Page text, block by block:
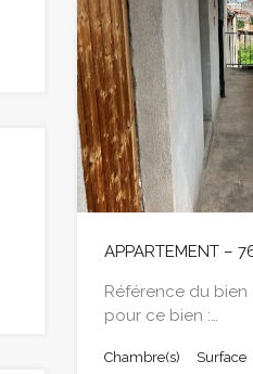
APPARTEMENT –
Référence du bien
pour ce bien :…
Chambre(s)
Surface